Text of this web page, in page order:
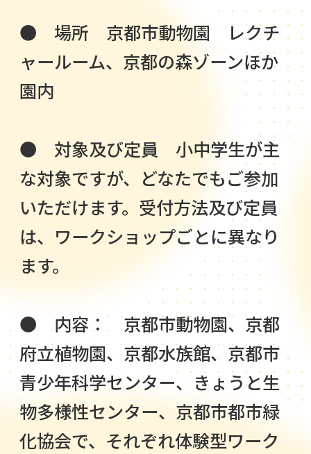
● 場所 京都市動物園 レクチ
ャールーム、京都の森ゾーンほか
園内
● 対象及び定員 小中学生が主
な対象ですが、どなたでもご参加
いただけます。受付方法及び定員
は、ワークショップごとに異なり
ます。
● 内容： 京都市動物園、京都
府立植物園、京都水族館、京都市
青少年科学センター、きょうと生
物多様性センター、京都市都市緑
化協会で、それぞれ体験型ワーク